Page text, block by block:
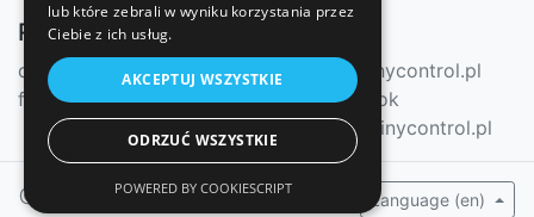
Resources
docs.tinycontrol.pl
forum.tinycontrol.pl
info@tinycontrol.pl
Facebook
forum.tinycontrol.pl
@ 2024-2026 tinycontrol Language (en)
lub które zebrali w wyniku korzystania przez
Ciebie z ich usług.
AKCEPTUJ WSZYSTKIE
ODRZUĆ WSZYSTKIE
POWERED BY COOKIESCRIPT